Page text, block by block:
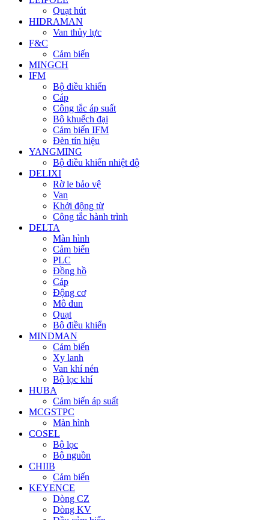
Quạt hút
HIDRAMAN
Van thủy lực
F&C
Cảm biến
MINGCH
IFM
Bộ điều khiển
Cáp
Công tắc áp suất
Bộ khuếch đại
Cảm biến IFM
Đèn tín hiệu
YANGMING
Bộ điều khiển nhiệt độ
DELIXI
Rờ le bảo vệ
Van
Khởi động từ
Công tắc hành trình
DELTA
Màn hình
Cảm biến
PLC
Đồng hồ
Cáp
Động cơ
Mô đun
Quạt
Bộ điều khiển
MINDMAN
Cảm biến
Xy lanh
Van khí nén
Bộ lọc khí
HUBA
Cảm biến áp suất
MCGSTPC
Màn hình
COSEL
Bộ lọc
Bộ nguồn
CHIIB
Cảm biến
KEYENCE
Dòng CZ
Dòng KV